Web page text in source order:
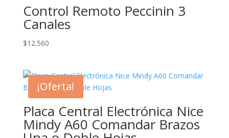
Control Remoto Peccinin 3
Canales
$12.560
¡Oferta!
Placa Central Electrónica Nice
Mindy A60 Comandar Brazos